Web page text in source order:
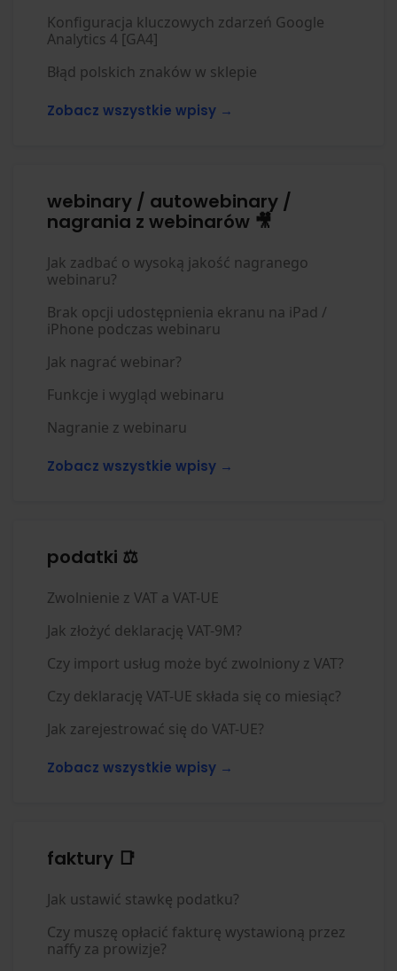
Konfiguracja kluczowych zdarzeń Google
Analytics 4 [GA4]
Błąd polskich znaków w sklepie
Zobacz wszystkie wpisy →
webinary / autowebinary /
nagrania z webinarów 🎥
Jak zadbać o wysoką jakość nagranego
webinaru?
Brak opcji udostępnienia ekranu na iPad /
iPhone podczas webinaru
Jak nagrać webinar?
Funkcje i wygląd webinaru
Nagranie z webinaru
Zobacz wszystkie wpisy →
podatki ⚖️
Zwolnienie z VAT a VAT-UE
Jak złożyć deklarację VAT-9M?
Czy import usług może być zwolniony z VAT?
Czy deklarację VAT-UE składa się co miesiąc?
Jak zarejestrować się do VAT-UE?
Zobacz wszystkie wpisy →
faktury 📑
Jak ustawić stawkę podatku?
Czy muszę opłacić fakturę wystawioną przez
naffy za prowizje?